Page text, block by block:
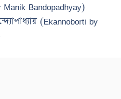
Bandopadhyay)
(Ekannoborti by